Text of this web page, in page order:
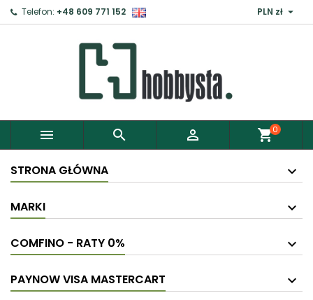
Telefon: +48 609 771 152 PLN zł 
   shopping_cart0
STRONA GŁÓWNA
MARKI
COMFINO - RATY 0%
PAYNOW VISA MASTERCART